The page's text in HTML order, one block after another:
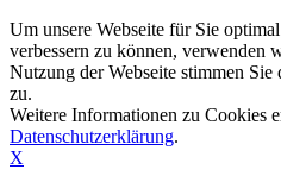
Um unsere Webseite für Sie
verbessern zu können, verwenden
Nutzung der Webseite stimmen
zu.
Weitere Informationen zu Cookies
Datenschutzerklärung.
X